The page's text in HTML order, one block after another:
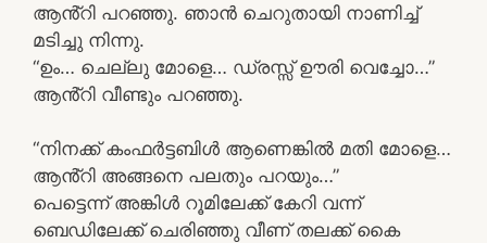
ആൻ്റി പറഞ്ഞു. ഞാൻ ചെറുതായി നാണിച്ച്
മടിച്ചു നിന്നു.
“ഉം… ചെല്ലു മോളെ… ഡ്രസ്സ് ഊരി വെച്ചോ…”
ആൻ്റി വീണ്ടും പറഞ്ഞു.
“നിനക്ക് കംഫർട്ടബിൾ ആണെങ്കിൽ മതി മോളെ…
ആൻ്റി അങ്ങനെ പലതും പറയും…”
പെട്ടെന്ന് അങ്കിൾ റൂമിലേക്ക് കേറി വന്ന്
ബെഡിലേക്ക് ചെരിഞ്ഞു വീണ് തലക്ക് കൈ